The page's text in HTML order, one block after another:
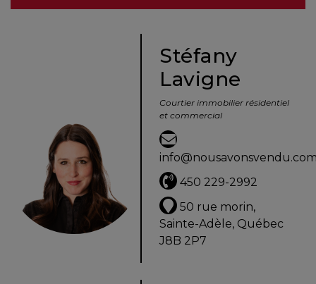
Évaluation
Avec
un
Stéfany
Lavigne
Courtier immobilier résidentiel
et commercial
450 229-2992
50 rue morin,
Sainte-Adèle, Québec
J8B 2P7